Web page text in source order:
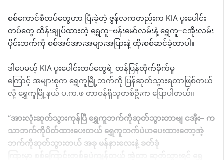
စစ်ကောင်စီတပ်တွေဟာ ပြီးခဲ့တဲ့ ဇွန်လကတည်းက KIA ပူးပေါင်း
တပ်တွေ ထိန်းချုပ်ထားတဲ့ ရွှေကူ–ဗန်းမော်လမ်းနဲ့ ရွှေကူ–ငအိုးလမ်း
ပိုင်းဘက်ကို စစ်အင်အားအများအပြားနဲ့ ထိုးစစ်ဆင်ခဲ့တာပါ။
ဒါပေမယ့် KIA ပူးပေါင်းတပ်တွေရဲ့ တန်ပြန်တိုက်ခိုက်မှု
ကြောင့် အများစုက ရွှေကူမြို့ဘက်ကို ပြန်ဆုတ်သွားရတာဖြစ်တယ်
လို့ ရွှေကူမြို့နယ် ပ.က.ဖ တာဝန်ရှိသူတစ်ဦးက ပြောပါတယ်။
“အားလုံးဆုတ်သွားကုန်ပြီ ရွှေကူဘက်ကိုဆုတ်သွားတာဗျ ငအိုး– က
သာဘက်ကိုပိတ်ထားပေးတယ် ရွှေကူဘက်ပဲဟပေးထားတော့အဲ့
ဘက်ကိုဆုတ်သွားတယ် အခု မန်နားလေးနဲ့ ခတ်ခုံ